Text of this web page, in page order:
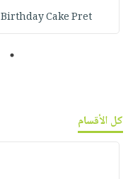
Birthday Cake Pret
1
كل الأقسام